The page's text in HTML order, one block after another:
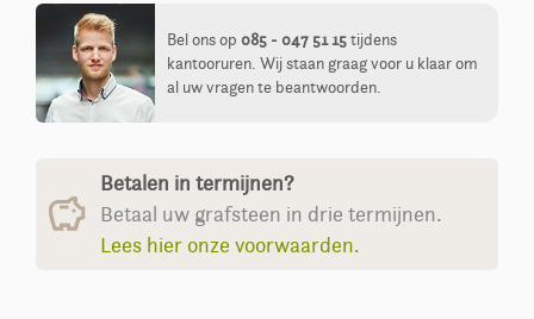
Bel ons op 085 - 047 51 15tijdens
kantooruren. Wij staan graag voor u klaar om
al uw vragen te beantwoorden.
Betalen in termijnen?
Betaal uw grafsteen in drie termijnen.
Lees hier onze voorwaarden.